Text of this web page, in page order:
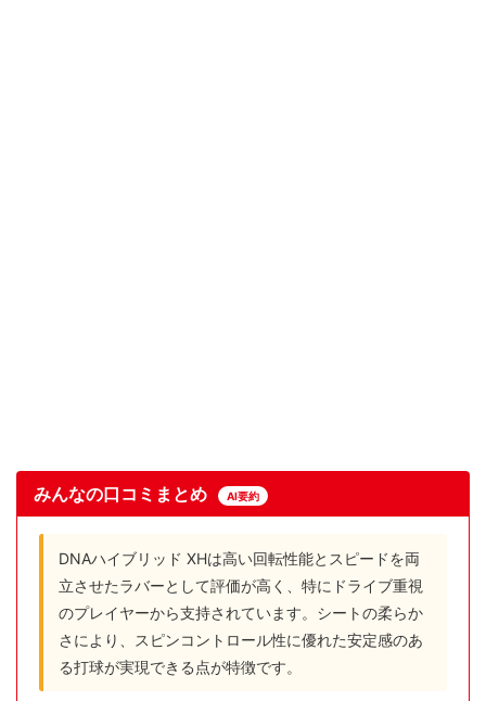
みんなの口コミまとめ AI要約
DNAハイブリッド XHは高い回転性能とスピードを両
立させたラバーとして評価が高く、特にドライブ重視
のプレイヤーから支持されています。シートの柔らか
さにより、スピンコントロール性に優れた安定感のあ
る打球が実現できる点が特徴です。